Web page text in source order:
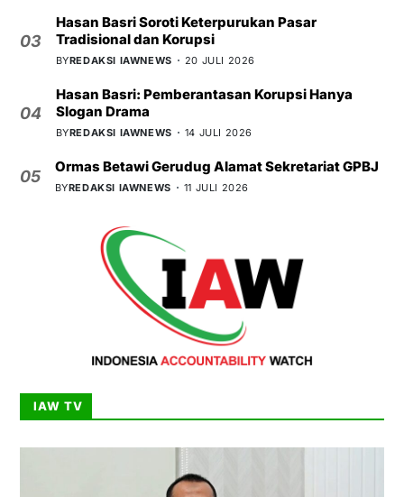
03
Hasan Basri Soroti Keterpurukan Pasar
Tradisional dan Korupsi
BYREDAKSI IAWNEWS 20 JULI 2026
04
Hasan Basri: Pemberantasan Korupsi Hanya
Slogan Drama
BYREDAKSI IAWNEWS 14 JULI 2026
05
Ormas Betawi Gerudug Alamat Sekretariat GPBJ
BYREDAKSI IAWNEWS 11 JULI 2026
IAW TV